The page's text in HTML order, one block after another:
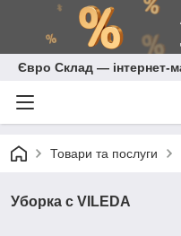
Євро Склад — інтернет-
Товари та послуги
Уборка с VILEDA